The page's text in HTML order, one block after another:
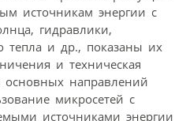
источникам энергии с
гидравлики,
тепла и др., показаны их
и техническая
направлений
микросетей с
источниками энергии